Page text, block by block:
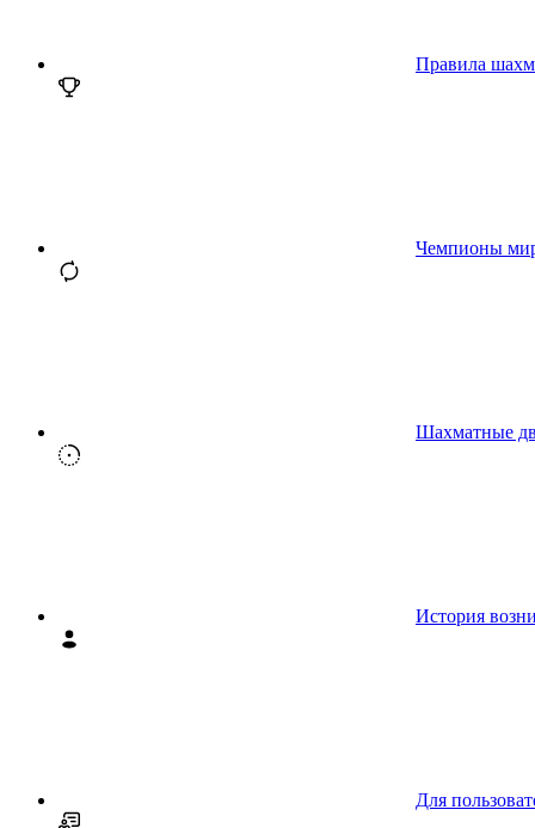
Правила
Чемпионы
Шахматные
История
Для